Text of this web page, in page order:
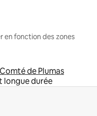
en fonction des zones
Comté de Plumas
longue durée